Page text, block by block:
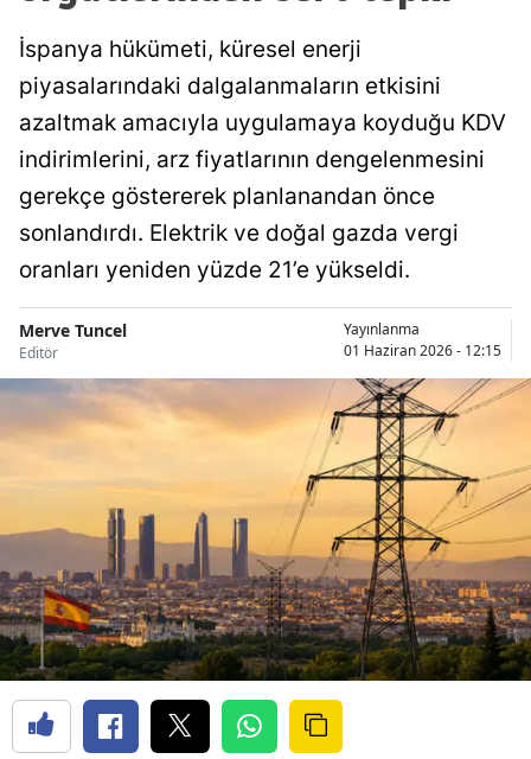
İspanya hükümeti, küresel enerji
piyasalarındaki dalgalanmaların etkisini
azaltmak amacıyla uygulamaya koyduğu KDV
indirimlerini, arz fiyatlarının dengelenmesini
gerekçe göstererek planlanandan önce
sonlandırdı. Elektrik ve doğal gazda vergi
oranları yeniden yüzde 21’e yükseldi.
Merve Tuncel
Editör
Yayınlanma
01 Haziran 2026 - 12:15